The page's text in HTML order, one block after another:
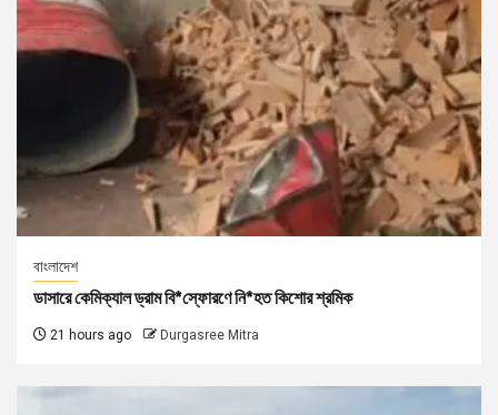
বাংলাদেশ
ডাসারে কেমিক্যাল ড্রাম বি*স্ফোরণে নি*হত কিশোর শ্রমিক
21 hours ago Durgasree Mitra